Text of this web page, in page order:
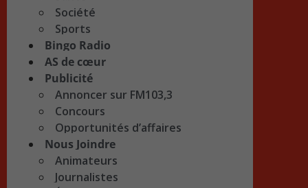
Société
Sports
Bingo Radio
AS de cœur
Publicité
Annoncer sur FM103,3
Concours
Opportunités d’affaires
Nous Joindre
Animateurs
Journalistes